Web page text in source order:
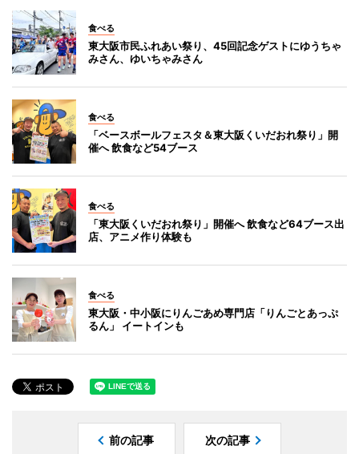
食べる
東大阪市民ふれあい祭り、45回記念ゲストにゆうちゃ
みさん、ゆいちゃみさん
食べる
「ベースボールフェスタ＆東大阪くいだおれ祭り」開
催へ 飲食など54ブース
食べる
「東大阪くいだおれ祭り」開催へ 飲食など64ブース出
店、アニメ作り体験も
食べる
東大阪・中小阪にりんごあめ専門店「りんごとあっぷ
るん」 イートインも
前の記事 次の記事